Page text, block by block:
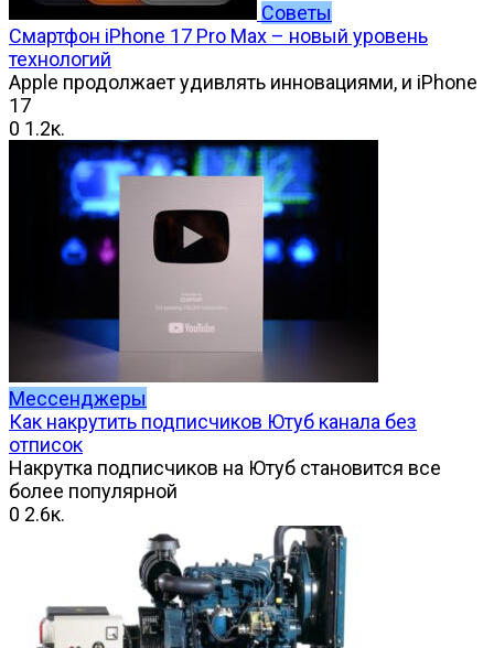
Советы
Смартфон iPhone 17 Pro Max – новый уровень
технологий
Apple продолжает удивлять инновациями, и iPhone
17
0 1.2к.
Мессенджеры
Как накрутить подписчиков Ютуб канала без
отписок
Накрутка подписчиков на Ютуб становится все
более популярной
0 2.6к.